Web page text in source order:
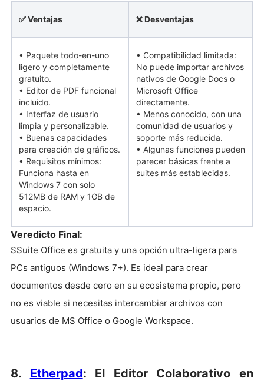
✅ Ventajas ❌ Desventajas
• Paquete todo-en-uno
ligero y completamente
gratuito.
• Editor de PDF funcional
incluido.
• Interfaz de usuario
limpia y personalizable.
• Buenas capacidades
para creación de gráficos.
• Requisitos mínimos:
Funciona hasta en
Windows 7 con solo
512MB de RAM y 1GB de
espacio.
• Compatibilidad limitada:
No puede importar archivos
nativos de Google Docs o
Microsoft Office
directamente.
• Menos conocido, con una
comunidad de usuarios y
soporte más reducida.
• Algunas funciones pueden
parecer básicas frente a
suites más establecidas.
Veredicto Final:
SSuite Office es gratuita y una opción ultra-ligera para
PCs antiguos (Windows 7+). Es ideal para crear
documentos desde cero en su ecosistema propio, pero
no es viable si necesitas intercambiar archivos con
usuarios de MS Office o Google Workspace.
8. Etherpad: El Editor Colaborativo en